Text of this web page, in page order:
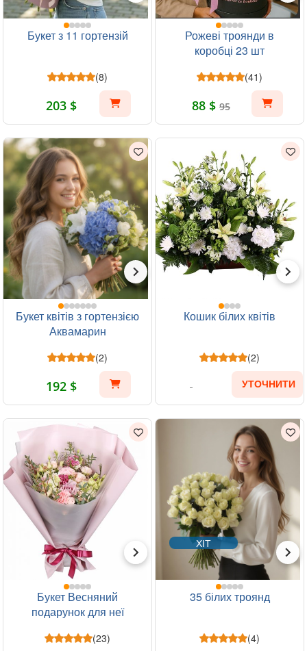
Букет з 11 гортензій
(8)
203 $
Рожеві троянди в
коробці 23 шт
(41)
88 $ 95
Букет квітів з гортензією
Аквамарин
(2)
192 $
Кошик білих квітів
(2)
УТОЧНИТИ
Букет Весняний
подарунок для неї
(23)
ХІТ
35 білих троянд
(4)